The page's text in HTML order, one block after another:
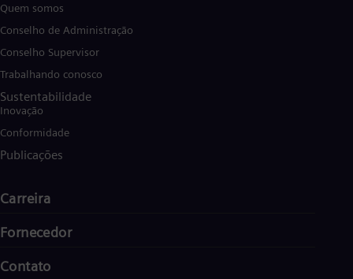
Quem somos
Conselho de Administração
Conselho Supervisor
Trabalhando conosco
Sustentabilidade
Inovação
Conformidade
Publicações
Carreira
Fornecedor
Contato